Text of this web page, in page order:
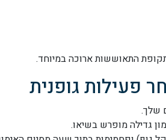
התאוששות ארוכה במיוחד.
פעילות גופנית
שלך.